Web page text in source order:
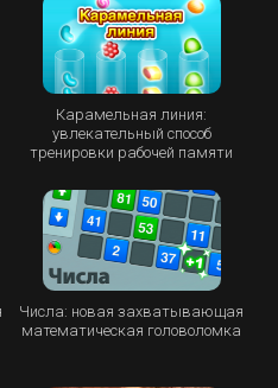
Карамельная линия:
увлекательный способ
тренировки рабочей памяти
Числа: новая захватывающая
математическая головоломка